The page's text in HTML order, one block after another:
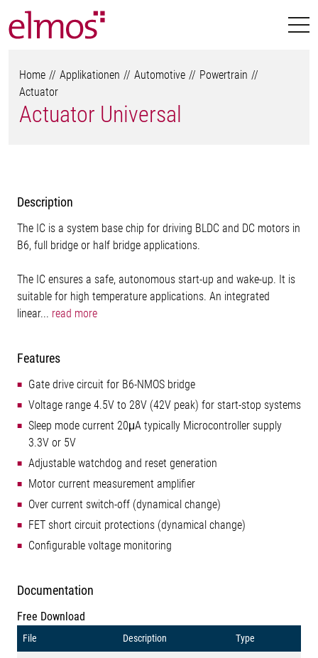
Home Applikationen Automotive
Powertrain
Actuator
Actuator Universal
Description
The IC is a system base chip for driving BLDC and DC motors in
B6, full bridge or half bridge applications.
The IC ensures a safe, autonomous start-up and wake-up. It is
suitable for high temperature applications. An integrated
linear... read more
Features
Gate drive circuit for B6-NMOS bridge
Voltage range 4.5V to 28V (42V peak) for start-stop systems
Sleep mode current 20μA typically Microcontroller supply
3.3V or 5V
Adjustable watchdog and reset generation
Motor current measurement amplifier
Over current switch-off (dynamical change)
FET short circuit protections (dynamical change)
Configurable voltage monitoring
Documentation
Free Download
File Description Type